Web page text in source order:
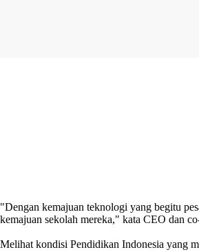
"Dengan kemajuan teknologi yang begitu
kemajuan sekolah mereka," kata CEO dan
Melihat kondisi Pendidikan Indonesia yang